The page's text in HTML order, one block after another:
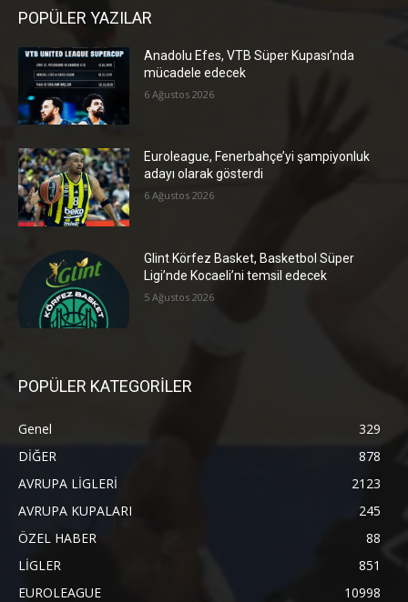
POPÜLER YAZILAR
Anadolu Efes, VTB Süper Kupası’nda
mücadele edecek
6 Ağustos 2026
Euroleague, Fenerbahçe’yi şampiyonluk
adayı olarak gösterdi
6 Ağustos 2026
Glint Körfez Basket, Basketbol Süper
Ligi’nde Kocaeli’ni temsil edecek
5 Ağustos 2026
POPÜLER KATEGORİLER
Genel
329
DİĞER
878
AVRUPA LİGLERİ
2123
AVRUPA KUPALARI
245
ÖZEL HABER
88
LİGLER
851
EUROLEAGUE
10998